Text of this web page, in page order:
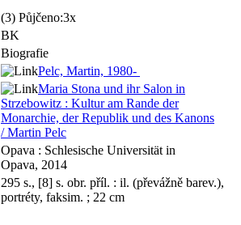
(3) Půjčeno:3x
BK
Biografie
Pelc, Martin, 1980-
Maria Stona und ihr Salon in
Strzebowitz : Kultur am Rande der
Monarchie, der Republik und des Kanons
/ Martin Pelc
Opava : Schlesische Universität in
Opava, 2014
295 s., [8] s. obr. příl. : il. (převážně barev.),
portréty, faksim. ; 22 cm